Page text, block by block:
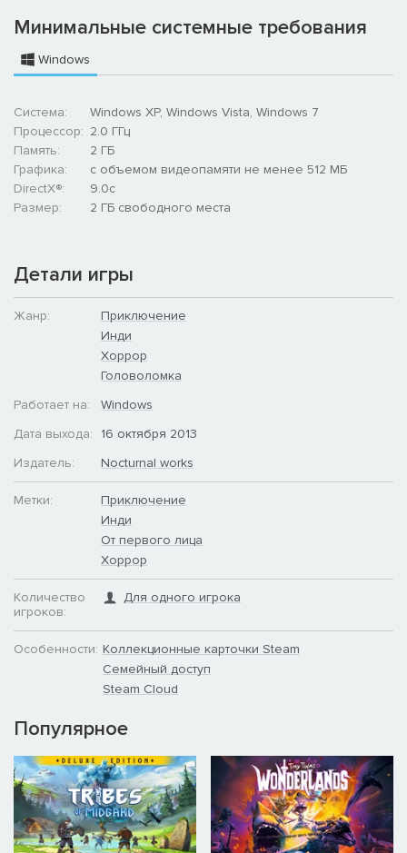
Минимальные системные требования
Windows
Система:
Windows XP, Windows Vista, Windows 7
Процессор: 2.0 ГГц
Память:
2 ГБ
Графика:
с объемом видеопамяти не менее 512 МБ
DirectX®:
9.0c
Размер:
2 ГБ свободного места
Детали игры
Жанр:
Приключение
Инди
Хоррор
Головоломка
Работает на:
Windows
Дата выхода:
16 октября 2013
Издатель:
Nocturnal works
Метки:
Приключение
Инди
От первого лица
Хоррор
Количество
игроков:
Для одного игрока
Особенности: Коллекционные карточки Steam
Семейный доступ
Steam Cloud
Популярное